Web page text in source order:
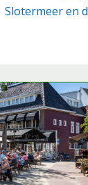
Slotermeer en